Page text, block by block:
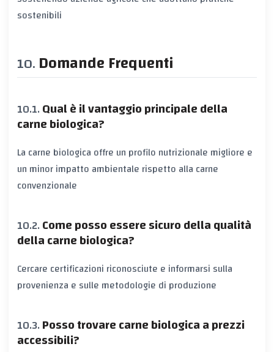
sostenibili
Domande Frequenti
Qual è il vantaggio principale della
carne biologica?
La carne biologica offre un profilo nutrizionale migliore e
un minor impatto ambientale rispetto alla carne
convenzionale
Come posso essere sicuro della qualità
della carne biologica?
Cercare certificazioni riconosciute e informarsi sulla
provenienza e sulle metodologie di produzione
Posso trovare carne biologica a prezzi
accessibili?